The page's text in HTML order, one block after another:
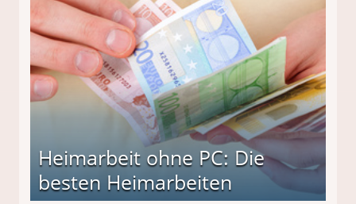
Heimarbeit ohne PC: Die
besten Heimarbeiten